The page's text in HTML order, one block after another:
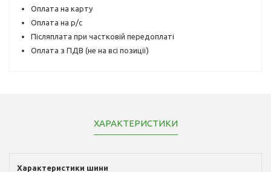
Оплата на карту
Оплата на р/с
Післяплата при частковій передоплаті
Оплата з ПДВ (не на всі позиції)
ХАРАКТЕРИСТИКИ
Характеристики шини